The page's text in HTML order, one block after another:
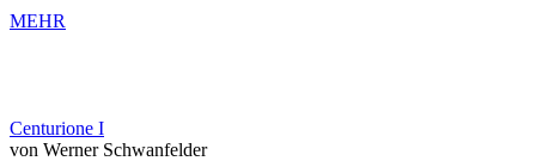
MEHR
Centurione I
von Werner Schwanfelder